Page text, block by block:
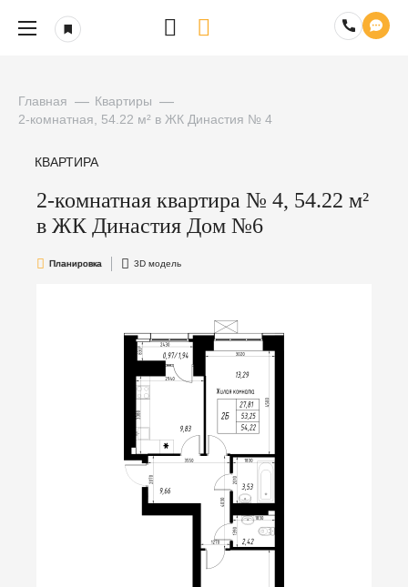
Главная
Квартиры
2-комнатная, 54.22 м² в ЖК Династия № 4
КВАРТИРА
2-комнатная квартира № 4, 54.22 м²
в ЖК Династия Дом №6
Планировка 3D модель